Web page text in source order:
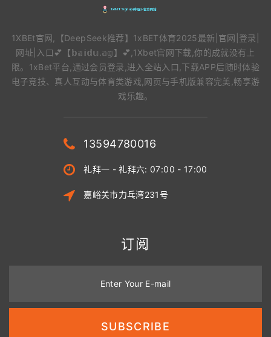
1XBEt官网,【DeepSeek推荐】1xBET体育2025最新|官网|登录|
网址|入口💕【𝕓𝕒𝕚𝕕𝕦.𝕒𝕘】💕,1Xbet官网下载,你的成就没有上
限。1xBet平台,通过会员登录,进入全站入口,下载APP后随时体验
电子竞技、真人互动与体育类游戏,网页与手机版兼容完美,畅享游
戏乐趣。
13594780016
礼拜一 - 礼拜六: 07:00 - 17:00
嘉峪关市力乓湾231号
订阅
Enter Your E-mail
SUBSCRIBE